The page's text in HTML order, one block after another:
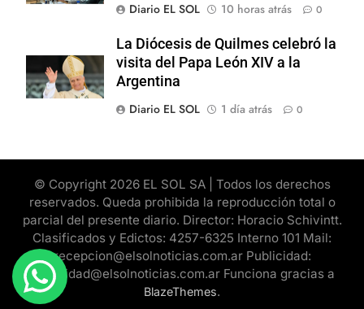
Diario EL SOL
10 horas atrás 0
La Diócesis de Quilmes celebró la
visita del Papa León XIV a la
Argentina
Diario EL SOL
1 día atrás 0
© Copyright 2026 EL SOL SA | Todos los derechos
reservados. Queda prohibida la reproducción total o
parcial del presente diario. Director: Horacio Schivintt.
Clasificados y Edictos: 4257-6325 Interno 101 Mail:
recepcion@elsolnoticias.com.ar Publicidad:
publicidad@elsolnoticias.com.ar Funciona gracias a
BlazeThemes.